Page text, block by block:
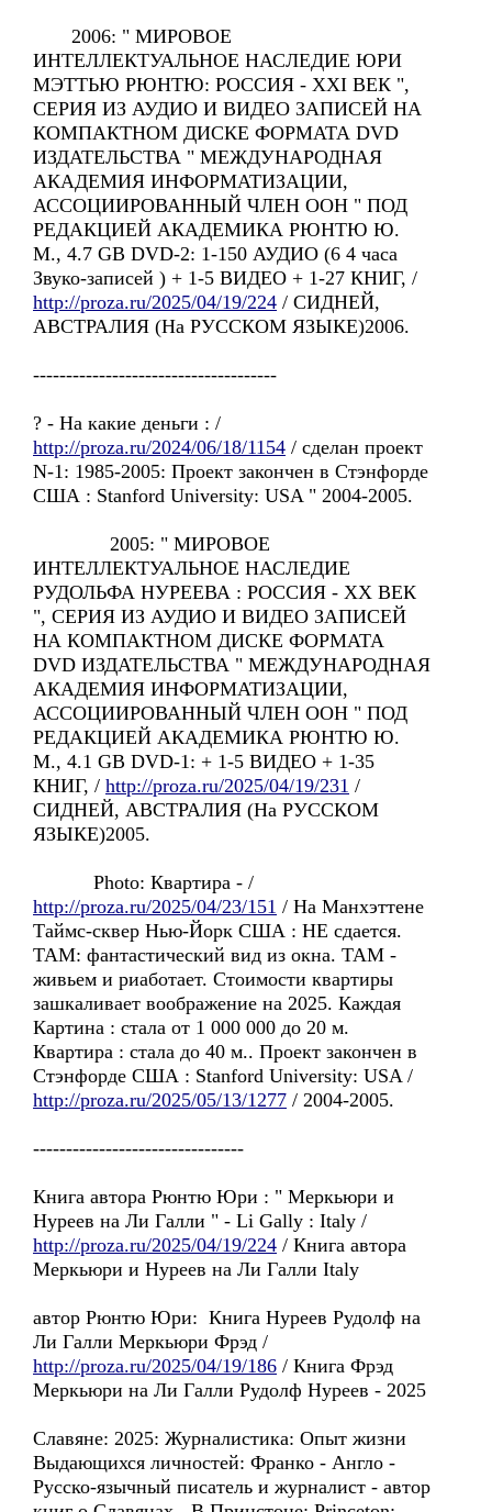
2006: " МИРОВОE
ИНТЕЛЛЕКТУАЛЬНОE НАСЛЕДИE ЮРИ
МЭТТЬЮ РЮНТЮ: РОССИЯ - ХХI ВЕК ",
СЕРИЯ ИЗ АУДИО И ВИДЕО ЗАПИСЕЙ НА
КОМПАКТНОМ ДИСКЕ ФОРМАТА DVD
ИЗДАТЕЛЬСТВА " МЕЖДУНАРОДНАЯ
АКАДЕМИЯ ИНФОРМАТИЗАЦИИ,
АССОЦИИРОВАННЫЙ ЧЛЕН ООН " ПОД
РЕДАКЦИЕЙ АКАДЕМИКА РЮНТЮ Ю.
М., 4.7 GB DVD-2: 1-150 АУДИО (6 4 часа
Звуко-записей ) + 1-5 ВИДЕО + 1-27 КНИГ, /
http://proza.ru/2025/04/19/224 / СИДНЕЙ,
АВСТРАЛИЯ (На РУССКОМ ЯЗЫКЕ)2006.
-------------------------------------
? - Hа какие деньги : /
http://proza.ru/2024/06/18/1154 / сделан проект
N-1: 1985-2005: Проект закончен в Стэнфордe
США : Stanford University: USA " 2004-2005.
2005: " МИРОВОЕ
ИНТЕЛЛЕКТУАЛЬНОЕ НАСЛЕДИЕ
РУДОЛЬФА НУРЕЕВА : РОССИЯ - ХХ ВЕК
", СЕРИЯ ИЗ АУДИО И ВИДЕО ЗАПИСЕЙ
НА КОМПАКТНОМ ДИСКЕ ФОРМАТА
DVD ИЗДАТЕЛЬСТВА " МЕЖДУНАРОДНАЯ
АКАДЕМИЯ ИНФОРМАТИЗАЦИИ,
АССОЦИИРОВАННЫЙ ЧЛЕН ООН " ПОД
РЕДАКЦИЕЙ АКАДЕМИКА РЮНТЮ Ю.
М., 4.1 GB DVD-1: + 1-5 ВИДЕО + 1-35
КНИГ, / http://proza.ru/2025/04/19/231 /
СИДНЕЙ, АВСТРАЛИЯ (На РУССКОМ
ЯЗЫКЕ)2005.
Photo: Квартира - /
http://proza.ru/2025/04/23/151 / Hа Манхэттенe
Таймс-сквер Нью-Йорк США : HE сдается.
TAM: фантастический вид из окна. TAM -
живьем и риаботает. Cтоимости квартиры
зашкаливает воображение на 2025. Каждая
Картина : стала от 1 000 000 до 20 м.
Квартира : стала до 40 м.. Проект закончен в
Стэнфордe США : Stanford University: USA /
http://proza.ru/2025/05/13/1277 / 2004-2005.
--------------------------------
Книга автора Рюнтю Юри : " Меркьюри и
Нуреев на Ли Галли " - Li Gally : Italy /
http://proza.ru/2025/04/19/224 / Книга автора
Меркьюри и Нуреев на Ли Галли Italy
автор Рюнтю Юри: Книга Нуреев Рудолф на
Ли Галли Меркьюри Фрэд /
http://proza.ru/2025/04/19/186 / Книга Фрэд
Меркьюри на Ли Галли Рудолф Нуреев - 2025
Славянe: 2025: Журналистика: Опыт жизни
Выдающихся личностей: Франко - Англо -
Pусско-язычный писатель и журналист - автор